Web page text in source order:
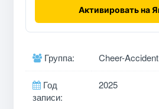
Активировать на
Группа: Cheer-Accident
Год
записи:
2025